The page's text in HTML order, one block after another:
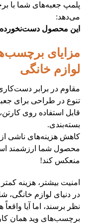
پلمپ جعبه‌های شما با
می‌دهد:
این محصول
مزایای
لوازم خانگی
مقاوم در برابر
تنوع در طراحی برای
قابل استفاده روی
بسته‌بندی.
کاهش هزینه‌های ناشی
محصول شما ارزشمند
منعکس کند!
امنیت بیشتر، هزینه
در دنیای لوازم خانگی،
نظر برسند، اما آیا
برچسب‌های وید همان